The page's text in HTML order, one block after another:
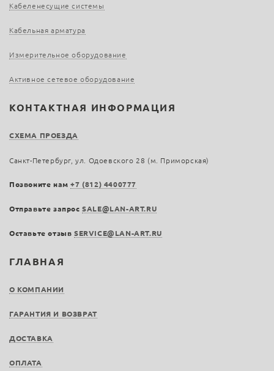
ГЛАВНАЯ
О КОМПАНИИ
ГАРАНТИЯ И ВОЗВРАТ
ДОСТАВКА
ОПЛАТА
Кабеленесущие системы
Кабельная арматура
Измерительное оборудование
Активное сетевое оборудование
КОНТАКТНАЯ ИНФОРМАЦИЯ
СХЕМА ПРОЕЗДА
Санкт-Петербург, ул. Одоевского 28 (м. Приморская)
Позвоните нам+7 (812) 4400777
Отправьте запросSALE@LAN-ART.RU
Оставьте отзыв SERVICE@LAN-ART.RU